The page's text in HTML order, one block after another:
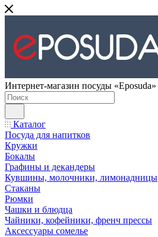
Интернет-магазин посуды «Eposuda»
Каталог
Посуда для напитков
Кружки
Бокалы
Графины и декандеры
Кувшины, молочники, лимонадницы
Стаканы
Рюмки
Чашки и блюдца
Чайники, кофейники, френч прессы
Аксессуары сомелье